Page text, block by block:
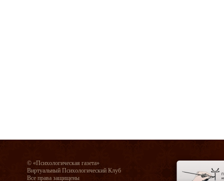
© «Психологическая газета»
Виртуальный Психологический Клуб
Все права защищены